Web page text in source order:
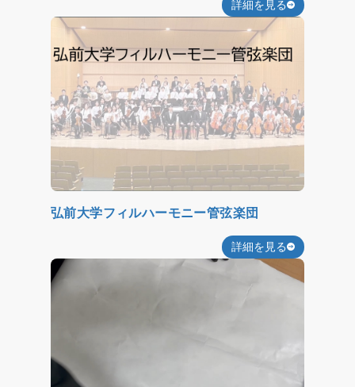
詳細を見る
弘前大学フィルハーモニー管弦楽団
詳細を見る